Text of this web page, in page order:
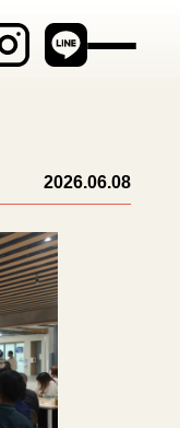
2026.06.08